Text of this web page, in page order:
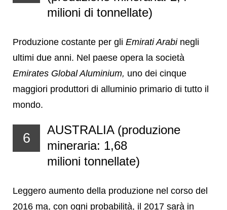
milioni di tonnellate)
Produzione costante per gli Emirati Arabi negli
ultimi due anni. Nel paese opera la società
Emirates Global Aluminium, uno dei cinque
maggiori produttori di alluminio primario di tutto il
mondo.
6
AUSTRALIA (produzione
mineraria: 1,68
milioni tonnellate)
Leggero aumento della produzione nel corso del
2016 ma, con ogni probabilità, il 2017 sarà in